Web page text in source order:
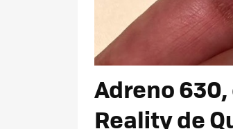
Adreno
Reality de